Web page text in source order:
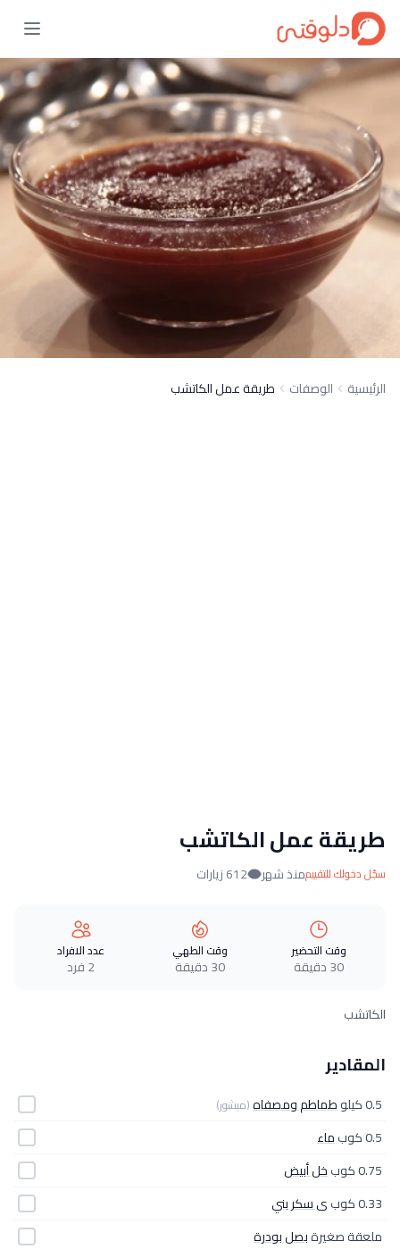
الرئيسية الوصفات طريقة عمل الكاتشب
طريقة عمل الكاتشب
سجّل دخولك للتقييممنذ شهر 612 زيارات
وقت التحضير
30 دقيقة
وقت الطهي
30 دقيقة
عدد الافراد
2 فرد
الكاتشب
المقادير
0.5 كيلو طماطم ومصفاه(مبشور)
0.5 كوب
ماء
0.75 كوب
خل أبيض
0.33 كوب
ى سكر بني
ملعقة صغيرةبصل بودرة